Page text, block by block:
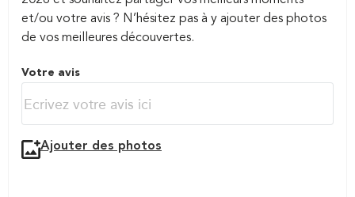
et/ou votre avis ? N’hésitez pas à y ajouter des photos
de vos meilleures découvertes.
Votre avis
Ajouter des photos